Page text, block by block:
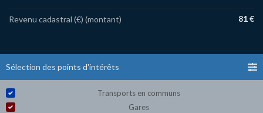
Revenu cadastral (€) (montant) 81 €
Sélection des points d'intérêts
Transports en communs
Gares